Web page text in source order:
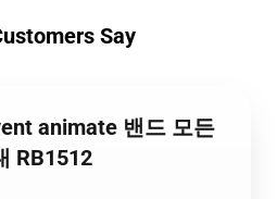
Say
animate 밴드 모든
RB1512